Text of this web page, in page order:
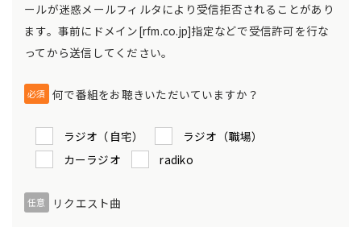
ールが迷惑メールフィルタにより受信拒否されることがあり
ます。事前にドメイン[rfm.co.jp]指定などで受信許可を行な
ってから送信してください。
必須 何で番組をお聴きいただいていますか？
ラジオ（自宅）
ラジオ（職場）
カーラジオ
radiko
任意 リクエスト曲